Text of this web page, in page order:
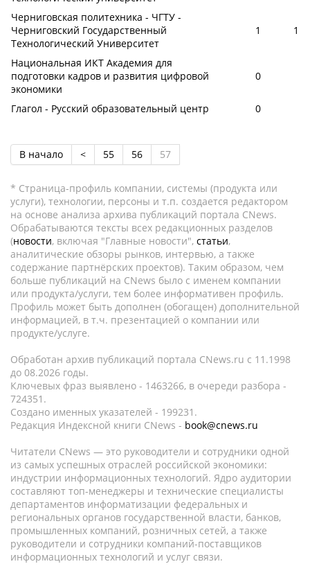
Черниговская политехника - ЧГТУ -
Черниговский Государственный
Технологический Университет
1 1
Национальная ИКТ Академия для
подготовки кадров и развития цифровой
экономики
0
Глагол - Русский образовательный центр 0
В начало < 55 56 57
* Страница-профиль компании, системы (продукта или
услуги), технологии, персоны и т.п. создается редактором
на основе анализа архива публикаций портала CNews.
Обрабатываются тексты всех редакционных разделов
(новости, включая "Главные новости", статьи,
аналитические обзоры рынков, интервью, а также
содержание партнёрских проектов). Таким образом, чем
больше публикаций на CNews было с именем компании
или продукта/услуги, тем более информативен профиль.
Профиль может быть дополнен (обогащен) дополнительной
информацией, в т.ч. презентацией о компании или
продукте/услуге.
Обработан архив публикаций портала CNews.ru c 11.1998
до 08.2026 годы.
Ключевых фраз выявлено - 1463266, в очереди разбора -
724351.
Создано именных указателей - 199231.
Редакция Индексной книги CNews - book@cnews.ru
Читатели CNews — это руководители и сотрудники одной
из самых успешных отраслей российской экономики:
индустрии информационных технологий. Ядро аудитории
составляют топ-менеджеры и технические специалисты
департаментов информатизации федеральных и
региональных органов государственной власти, банков,
промышленных компаний, розничных сетей, а также
руководители и сотрудники компаний-поставщиков
информационных технологий и услуг связи.